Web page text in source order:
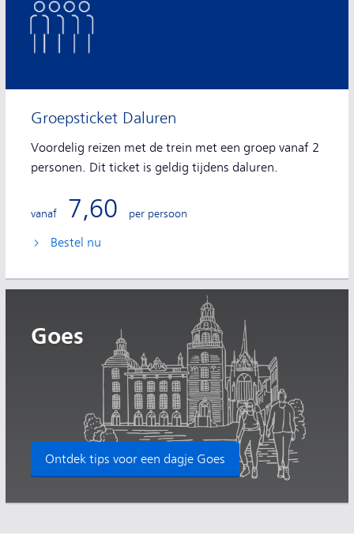
Groepsticket Daluren
Voordelig reizen met de trein met een groep vanaf 2
personen. Dit ticket is geldig tijdens daluren.
vanaf 7,60 per persoon
Bestel nu
Goes
Ontdek tips voor een dagje Goes